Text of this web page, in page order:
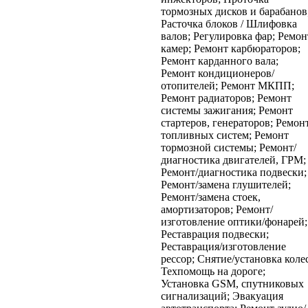
тормозных дисков и
Расточка блоков / Шлифовка
валов; Регулировка фар;
камер; Ремонт карбюраторов;
Ремонт карданного вала;
Ремонт кондиционеров/
отопителей; Ремонт МКПП;
Ремонт радиаторов; Ремонт
системы зажигания; Ремонт
стартеров, генераторов;
топливных систем; Ремонт
тормозной системы; Ремонт/
диагностика двигателей, ГРМ;
Ремонт/диагностика подвески;
Ремонт/замена глушителей;
Ремонт/замена стоек,
амортизаторов; Ремонт/
изготовление оптики/фонарей;
Реставрация подвески;
Реставрация/изготовление
рессор; Снятие/установка
Техпомощь на дороге;
Установка GSM, спутниковых
сигнализаций; Эвакуация